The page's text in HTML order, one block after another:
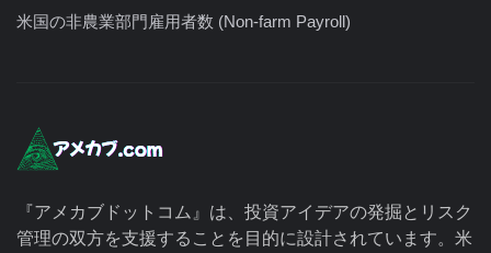
米国の非農業部門雇用者数 (Non-farm Payroll)
『アメカブドットコム』は、投資アイデアの発掘とリスク
管理の双方を支援することを目的に設計されています。米